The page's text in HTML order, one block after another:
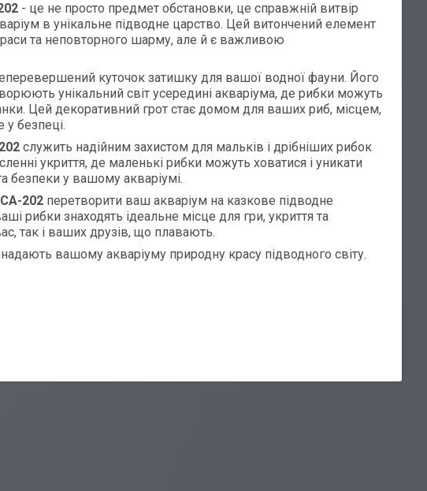
- це не просто предмет обстановки, це справжній витвір
в унікальне підводне царство. Цей витончений елемент
та неповторного шарму, але й є важливою
куточок затишку для вашої водної фауни. Його
унікальний світ усередині акваріума, де рибки можуть
Цей декоративний грот стає домом для ваших риб, місцем,
безпеці.
служить надійним захистом для мальків і дрібніших рибок
укриття, де маленькі рибки можуть ховатися і уникати
безпеки у вашому акваріумі.
202 перетворити ваш акваріум на казкове підводне
рибки знаходять ідеальне місце для гри, укриття та
так і ваших друзів, що плавають.
надають вашому акваріуму природну красу підводного світу.